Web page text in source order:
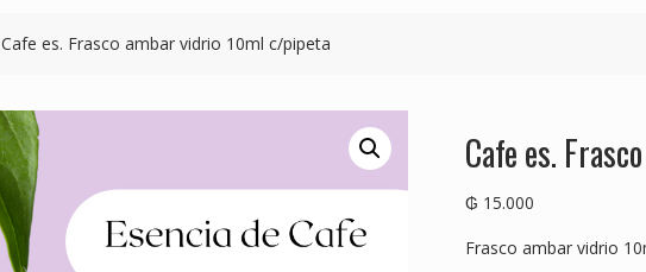
Cafe es. Frasco ambar vidrio 10ml c/pipeta
Cafe es.
₲ 15.000
Frasco ambar vidrio